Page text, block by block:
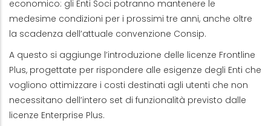
economico: gli Enti Soci potranno mantenere le
medesime condizioni per i prossimi tre anni, anche oltre
la scadenza dell’attuale convenzione Consip.
A questo si aggiunge l’introduzione delle licenze Frontline
Plus, progettate per rispondere alle esigenze degli Enti che
vogliono ottimizzare i costi destinati agli utenti che non
necessitano dell’intero set di funzionalità previsto dalle
licenze Enterprise Plus.